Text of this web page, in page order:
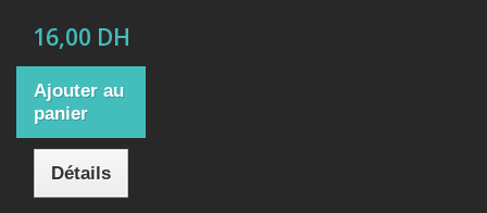
16,00 DH
Ajouter au
panier
Détails